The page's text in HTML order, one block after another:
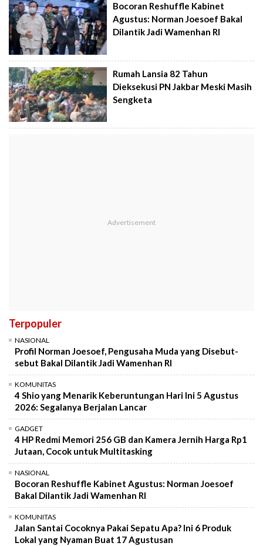
Bocoran Reshuffle Kabinet
Agustus: Norman Joesoef Bakal
Dilantik Jadi Wamenhan RI
Rumah Lansia 82 Tahun
Dieksekusi PN Jakbar Meski Masih
Sengketa
Terpopuler
NASIONAL
Profil Norman Joesoef, Pengusaha Muda yang Disebut-
sebut Bakal Dilantik Jadi Wamenhan RI
KOMUNITAS
4 Shio yang Menarik Keberuntungan Hari Ini 5 Agustus
2026: Segalanya Berjalan Lancar
GADGET
4 HP Redmi Memori 256 GB dan Kamera Jernih Harga Rp1
Jutaan, Cocok untuk Multitasking
NASIONAL
Bocoran Reshuffle Kabinet Agustus: Norman Joesoef
Bakal Dilantik Jadi Wamenhan RI
KOMUNITAS
Jalan Santai Cocoknya Pakai Sepatu Apa? Ini 6 Produk
Lokal yang Nyaman Buat 17 Agustusan